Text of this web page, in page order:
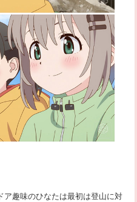
趣味のひなたは最初は登山に対